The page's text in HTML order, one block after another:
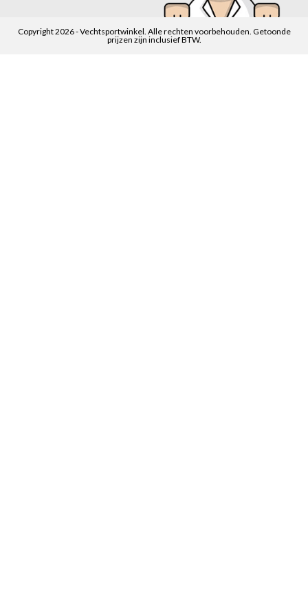
Copyright 2026 - Vechtsportwinkel. Alle rechten voorbehouden. Getoonde
prijzen zijn inclusief BTW.